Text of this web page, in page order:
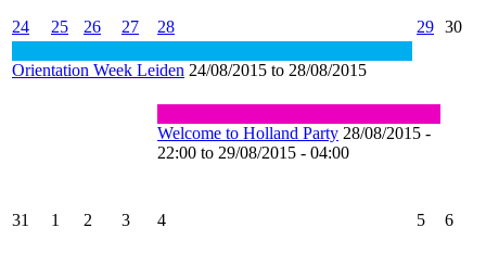
24 25 26 27 28 29 30
Orientation Week Leiden 24/08/2015 to 28/08/2015
Welcome to Holland Party 28/08/2015 -
22:00 to 29/08/2015 - 04:00
31 1 2 3 4 5 6